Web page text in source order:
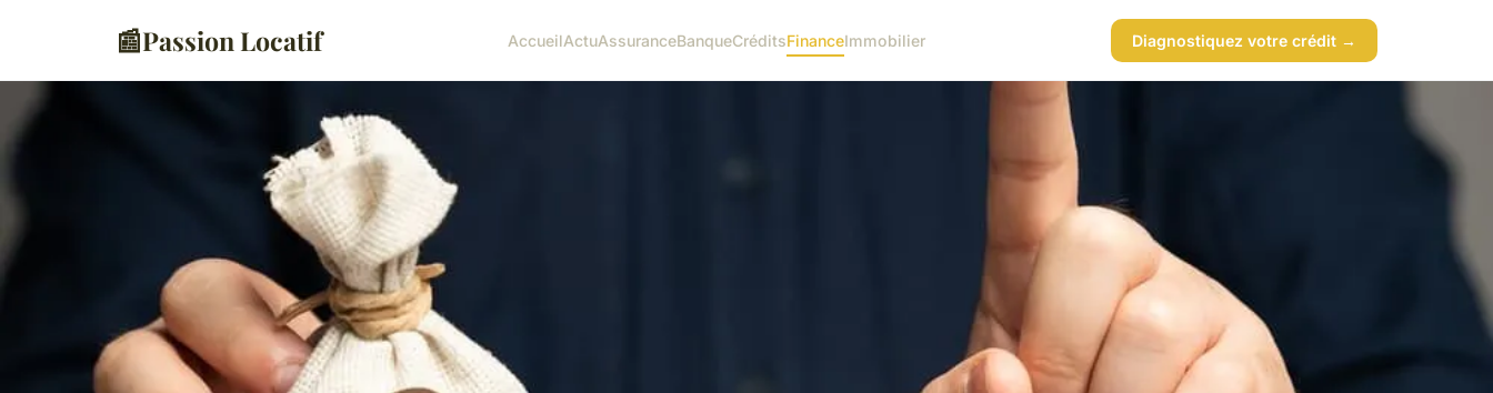
📰Passion Locatif AccueilActuAssuranceBanqueCréditsFinanceImmobilier Diagnostiquez votre crédit →